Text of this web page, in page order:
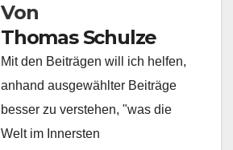
Von
Thomas Schulze
Mit den Beiträgen will ich helfen,
anhand ausgewählter Beiträge
besser zu verstehen, "was die
Welt im Innersten